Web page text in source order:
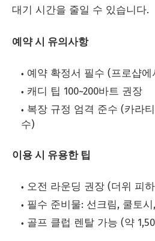
대기 시간을 줄일 수 있습니다.
예약 시 유의사항
예약 확정서 필수 (프로샵
캐디 팁 100~200바트 권장
복장 규정 엄격 준수 (카라
수)
이용 시 유용한 팁
오전 라운딩 권장 (더위 피
필수 준비물: 선크림, 쿨토
골프 클럽 렌탈 가능 (약